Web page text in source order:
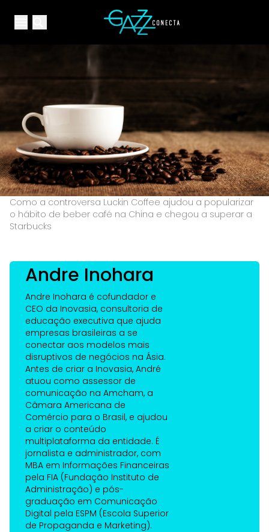
Open main menuYour Company
Como a controversa Luckin Coffee ajudou a popularizar
o hábito de beber café na China e chegou a superar a
Starbucks
Andre Inohara
Andre Inohara é cofundador e
CEO da Inovasia, consultoria de
educação executiva que ajuda
empresas brasileiras a se
conectar aos modelos mais
disruptivos de negócios na Ásia.
Antes de criar a Inovasia, André
atuou como assessor de
comunicação na Amcham, a
Câmara Americana de
Comércio para o Brasil, e ajudou
a criar o conteúdo
multiplataforma da entidade. É
jornalista e administrador, com
MBA em Informações Financeiras
pela FIA (Fundação Instituto de
Administração) e pós-
graduação em Comunicação
Digital pela ESPM (Escola Superior
de Propaganda e Marketing).